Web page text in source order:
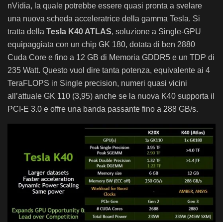
nVidia, la quale potrebbe essere quasi pronta a svelare
una nuova scheda acceleratrice della gamma Tesla. Si
tratta della Tesla K40 ATLAS, soluzione a Single-GPU
equipaggiata con un chip GK 180, dotata di ben 2880
Cuda Core e fino a 12 GB di Memoria GDDR5 e un TDP di
235 Watt. Questo vuol dire tanta potenza, equivalente ai 4
TeraFLOPS in Single precision, numeri quasi vicini
all’attuale GK 110 (3,95) anche se la nuova K40 supporta il
PCI-E 3.0 e offre una banda passante fino a 288 GB/s.